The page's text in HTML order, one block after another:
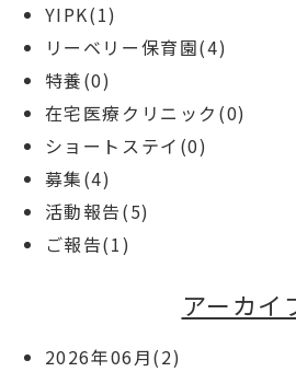
YIPK(1)
リーベリー保育園(4)
特養(0)
在宅医療クリニック(0)
ショートステイ(0)
募集(4)
活動報告(5)
ご報告(1)
アーカイ
2026年06月(2)